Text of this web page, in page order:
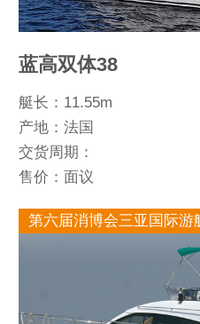
蓝高双体38
艇长：11.55m
产地：法国
交货周期：
售价：面议
第六届消博会三亚国际游